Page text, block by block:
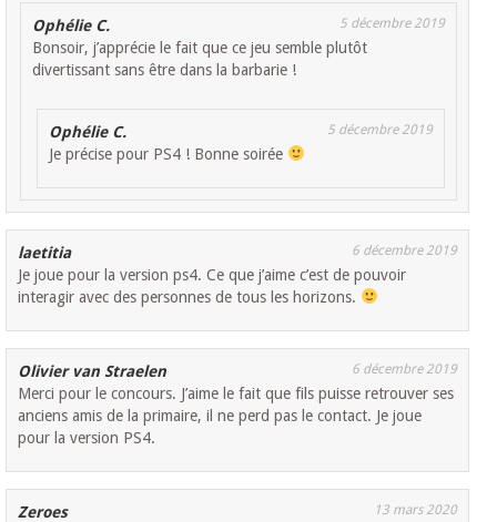
Ophélie C. 5 décembre 2019
Bonsoir, j’apprécie le fait que ce jeu semble plutôt
divertissant sans être dans la barbarie !
Ophélie C. 5 décembre 2019
Je précise pour PS4 ! Bonne soirée
laetitia 6 décembre 2019
Je joue pour la version ps4. Ce que j’aime c’est de pouvoir
interagir avec des personnes de tous les horizons.
Olivier van Straelen 6 décembre 2019
Merci pour le concours. J’aime le fait que fils puisse retrouver ses
anciens amis de la primaire, il ne perd pas le contact. Je joue
pour la version PS4.
Zeroes 13 mars 2020